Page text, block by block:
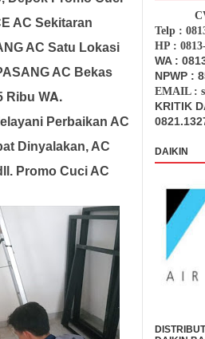
AC Sekitaran
AC Satu Lokasi
AC Bekas
Ribu WA.
Perbaikan AC
Dinyalakan, AC
Promo Cuci AC
Telp :
HP :
WA :
NPWP :
EMAIL :
KRITIK
DAIKIN